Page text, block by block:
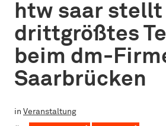
htw saar stellt
drittgrößtes
beim dm-
Saarbrücken
in Veranstaltung